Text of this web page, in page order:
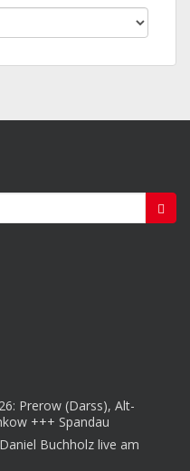
Prerow (Darss), Alt-
+++ Spandau
Buchholz live am